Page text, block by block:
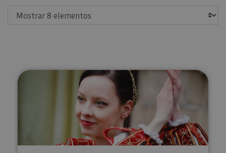
Visita teatralizada al Palacio de